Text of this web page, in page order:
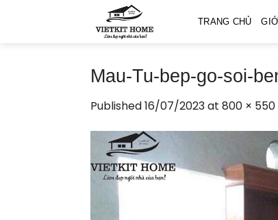
TRANG CHỦ
Mau-Tu-bep-go-soi-
Published16/07/2023at 800 × 550